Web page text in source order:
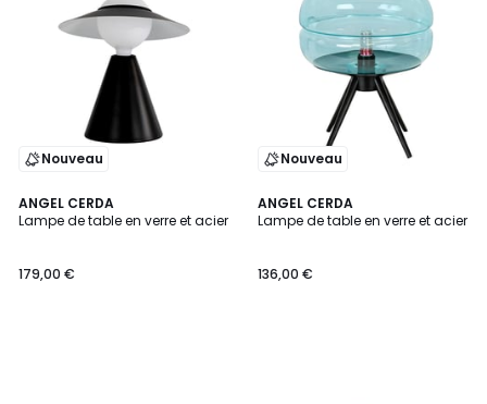
Nouveau
ANGEL CERDA
Lampe de table en verre et acier
179,00 €
Nouveau
ANGEL CERDA
Lampe de table en verre et acier
136,00 €